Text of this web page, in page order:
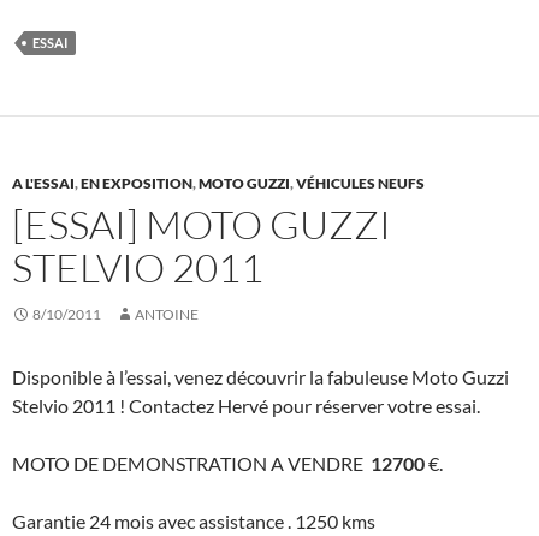
ESSAI
A L'ESSAI,EN EXPOSITION,MOTO GUZZI,VÉHICULES NEUFS
[ESSAI] MOTO GUZZI
STELVIO 2011
8/10/2011 ANTOINE
Disponible à l’essai, venez découvrir la fabuleuse Moto Guzzi
Stelvio 2011 ! Contactez Hervé pour réserver votre essai.
MOTO DE DEMONSTRATION A VENDRE 12700€.
Garantie 24 mois avec assistance . 1250 kms